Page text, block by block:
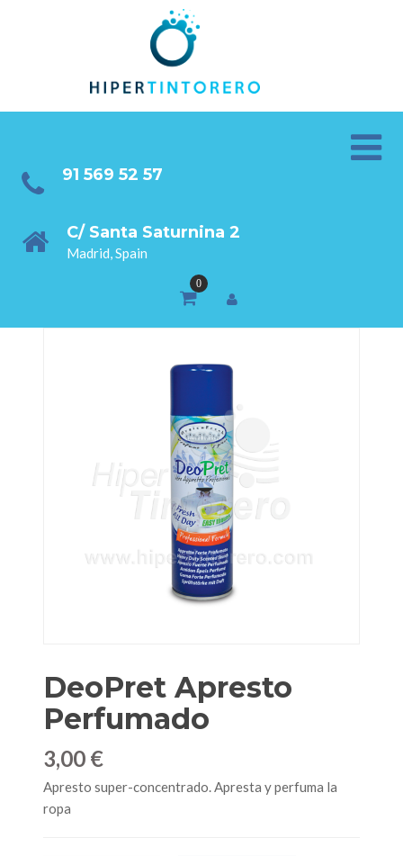
91 569 52 57
C/ Santa Saturnina 2
Madrid, Spain
DeoPret Apresto
Perfumado
3,00 €
Apresto super-concentrado. Apresta y perfuma la
ropa